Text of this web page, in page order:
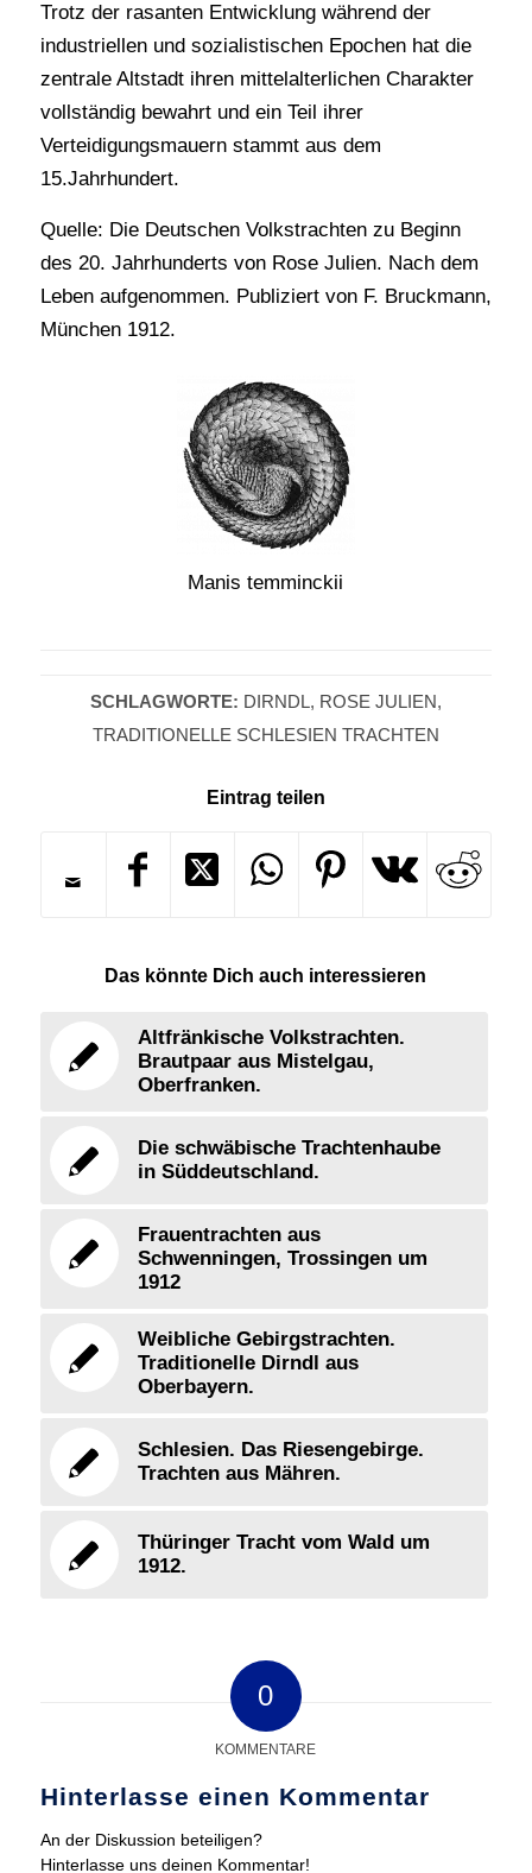
Trotz der rasanten Entwicklung während der
industriellen und sozialistischen Epochen hat die
zentrale Altstadt ihren mittelalterlichen Charakter
vollständig bewahrt und ein Teil ihrer
Verteidigungsmauern stammt aus dem
15.Jahrhundert.
Quelle: Die Deutschen Volkstrachten zu Beginn
des 20. Jahrhunderts von Rose Julien. Nach dem
Leben aufgenommen. Publiziert von F. Bruckmann,
München 1912.
Manis temminckii
SCHLAGWORTE: DIRNDL, ROSE JULIEN,
TRADITIONELLE SCHLESIEN TRACHTEN
Eintrag teilen
Das könnte Dich auch interessieren
Altfränkische Volkstrachten.
Brautpaar aus Mistelgau,
Oberfranken.
Die schwäbische Trachtenhaube
in Süddeutschland.
Frauentrachten aus
Schwenningen, Trossingen um
1912
Weibliche Gebirgstrachten.
Traditionelle Dirndl aus
Oberbayern.
Schlesien. Das Riesengebirge.
Trachten aus Mähren.
Thüringer Tracht vom Wald um
1912.
0
KOMMENTARE
Hinterlasse einen Kommentar
An der Diskussion beteiligen?
Hinterlasse uns deinen Kommentar!